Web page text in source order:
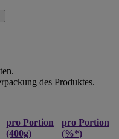
des Produktes.
pro Portion
(400g)
pro Portion
(%*)